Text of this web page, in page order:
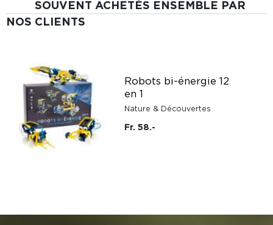
SOUVENT ACHETÉS ENSEMBLE PAR
NOS CLIENTS
Robots bi-énergie 12
en 1
Nature & Découvertes
Fr. 58.-